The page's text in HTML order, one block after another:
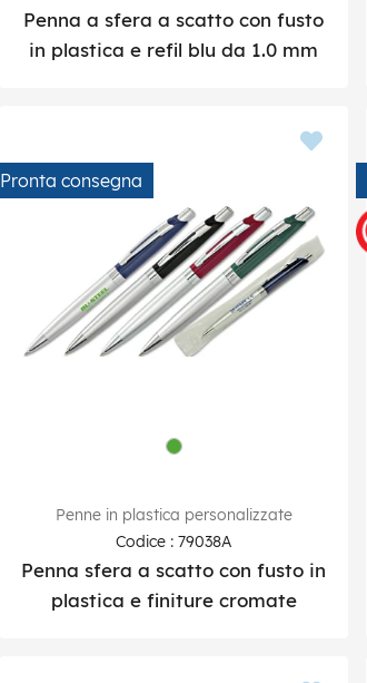
Penna a sfera a scatto con fusto
in plastica e refil blu da 1.0 mm
Pronta consegna
Penne in plastica personalizzate
Codice : 79038A
Penna sfera a scatto con fusto in
plastica e finiture cromate